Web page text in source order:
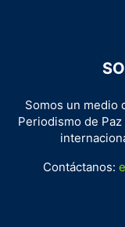
Somos un medio
Periodismo de
Contáctanos: